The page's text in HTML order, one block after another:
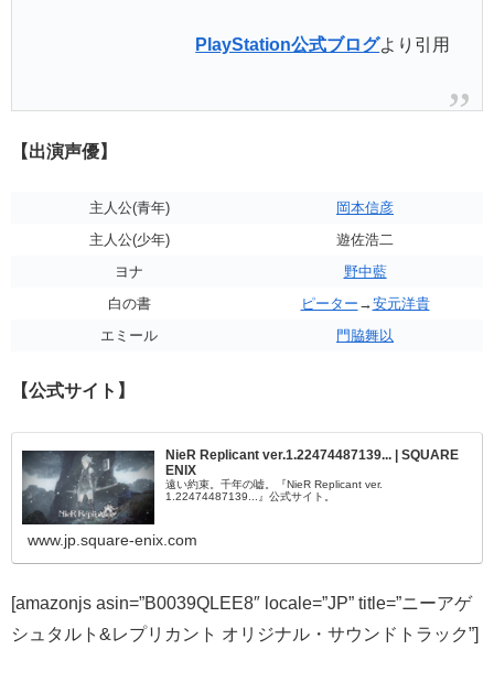
PlayStation公式ブログより引用
【出演声優】
主人公(青年)
岡本信彦
主人公(少年)
遊佐浩二
ヨナ
野中藍
白の書
ピーター →安元洋貴
エミール
門脇舞以
【公式サイト】
NieR Replicant ver.1.22474487139... | SQUARE
ENIX
遠い約束。千年の嘘。『NieR Replicant ver.
1.22474487139...』公式サイト。
www.jp.square-enix.com
[amazonjs asin=”B0039QLEE8″ locale=”JP” title=”ニーアゲ
シュタルト&レプリカント オリジナル・サウンドトラック”]